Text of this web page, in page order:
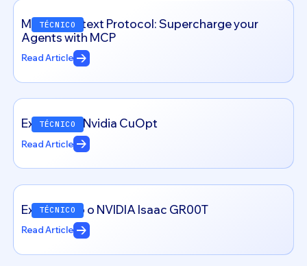
TÉCNICO
Model Context Protocol: Supercharge your
Agents with MCP
Read Article
TÉCNICO
Exploring – Nvidia CuOpt
Read Article
TÉCNICO
Explorando o NVIDIA Isaac GR00T
Read Article